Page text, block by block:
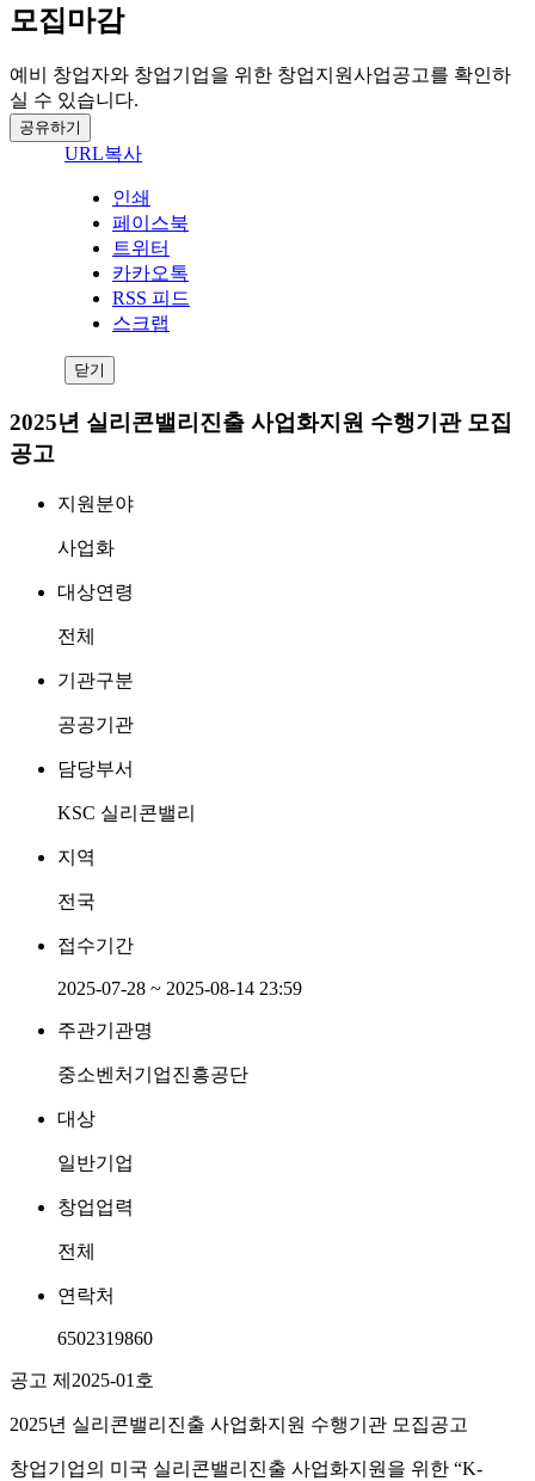
모집마감
예비 창업자와 창업기업을 위한 창업지원사업공고를 확인하
실 수 있습니다.
공유하기
URL복사
인쇄
페이스북
트위터
카카오톡
RSS 피드
스크랩
닫기
2025년 실리콘밸리진출 사업화지원 수행기관 모집
공고
지원분야
사업화
대상연령
전체
기관구분
공공기관
담당부서
KSC 실리콘밸리
지역
전국
접수기간
2025-07-28 ~ 2025-08-14 23:59
주관기관명
중소벤처기업진흥공단
대상
일반기업
창업업력
전체
연락처
6502319860
공고 제2025-01호
2025년 실리콘밸리진출 사업화지원 수행기관 모집공고
창업기업의 미국 실리콘밸리진출 사업화지원을 위한 “K-